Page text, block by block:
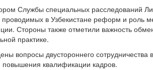
Службы специальных расследований
проводимых в Узбекистане реформ и роль
Стороны также отметили важность
практике.
вопросы двустороннего сотрудничества
повышения квалификации кадров.